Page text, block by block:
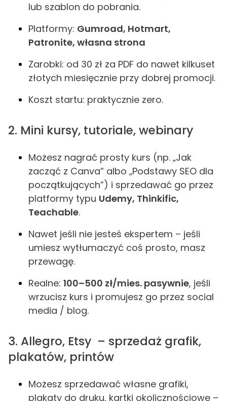
lub szablon do pobrania.
Platformy: Gumroad, Hotmart,
Patronite, własna strona
Zarobki: od 30 zł za PDF do nawet kilkuset
złotych miesięcznie przy dobrej promocji.
Koszt startu: praktycznie zero.
2. Mini kursy, tutoriale, webinary
Możesz nagrać prosty kurs (np. „Jak
zacząć z Canva” albo „Podstawy SEO dla
początkujących”) i sprzedawać go przez
platformy typu Udemy, Thinkific,
Teachable.
Nawet jeśli nie jesteś ekspertem – jeśli
umiesz wytłumaczyć coś prosto, masz
przewagę.
Realne: 100–500 zł/mies. pasywnie, jeśli
wrzucisz kurs i promujesz go przez social
media / blog.
3. Allegro, Etsy – sprzedaż grafik,
plakatów, printów
Możesz sprzedawać własne grafiki,
plakaty do druku, kartki okolicznościowe –